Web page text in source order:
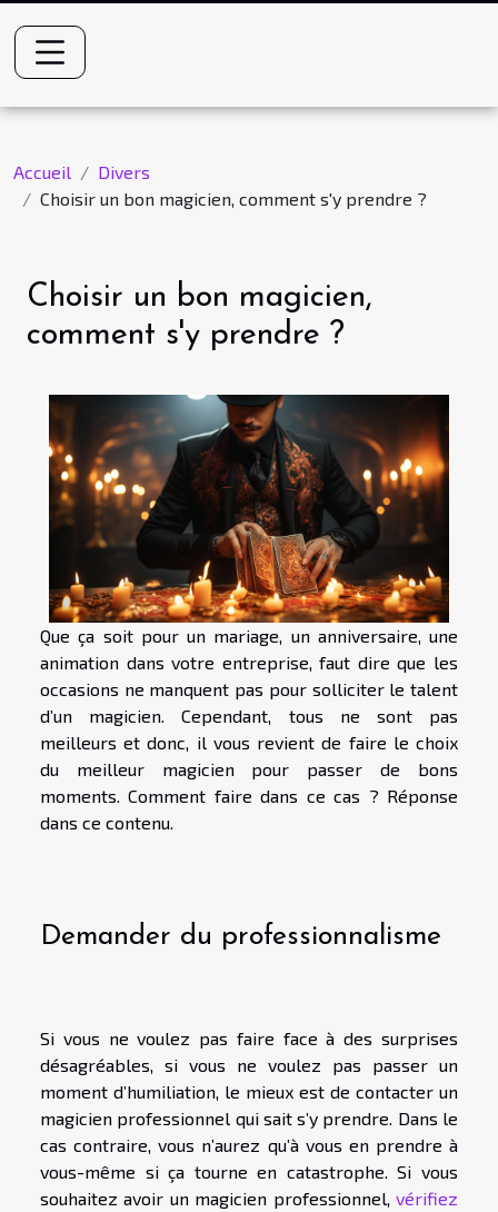
Accueil
Divers
Choisir un bon magicien, comment s'y prendre ?
Choisir un bon magicien,
comment s'y prendre ?
Que ça soit pour un mariage, un anniversaire, une
animation dans votre entreprise, faut dire que les
occasions ne manquent pas pour solliciter le talent
d’un magicien. Cependant, tous ne sont pas
meilleurs et donc, il vous revient de faire le choix
du meilleur magicien pour passer de bons
moments. Comment faire dans ce cas ? Réponse
dans ce contenu.
Demander du professionnalisme
Si vous ne voulez pas faire face à des surprises
désagréables, si vous ne voulez pas passer un
moment d’humiliation, le mieux est de contacter un
magicien professionnel qui sait s’y prendre. Dans le
cas contraire, vous n’aurez qu’à vous en prendre à
vous-même si ça tourne en catastrophe. Si vous
souhaitez avoir un magicien professionnel, vérifiez